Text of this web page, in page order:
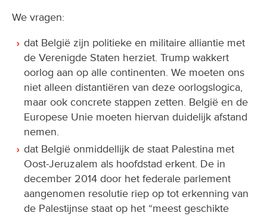
We vragen:
dat België zijn politieke en militaire alliantie met
de Verenigde Staten herziet. Trump wakkert
oorlog aan op alle continenten. We moeten ons
niet alleen distantiëren van deze oorlogslogica,
maar ook concrete stappen zetten. België en de
Europese Unie moeten hiervan duidelijk afstand
nemen.
dat België onmiddellijk de staat Palestina met
Oost-Jeruzalem als hoofdstad erkent. De in
december 2014 door het federale parlement
aangenomen resolutie riep op tot erkenning van
de Palestijnse staat op het “meest geschikte